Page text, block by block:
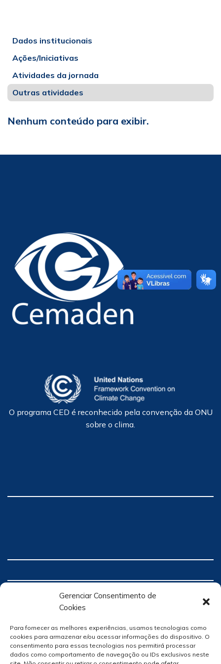
Gerenciar Consentimento de
Cookies
Para fornecer as melhores experiências, usamos tecnologias como
cookies para armazenar e/ou acessar informações do dispositivo. O
consentimento para essas tecnologias nos permitirá processar
dados como comportamento de navegação ou IDs exclusivos neste
Dados institucionais
Ações/Iniciativas
Atividades da jornada
Outras atividades
Nenhum conteúdo para exibir.
O programa CED é reconhecido pela convenção da ONU
sobre o clima.